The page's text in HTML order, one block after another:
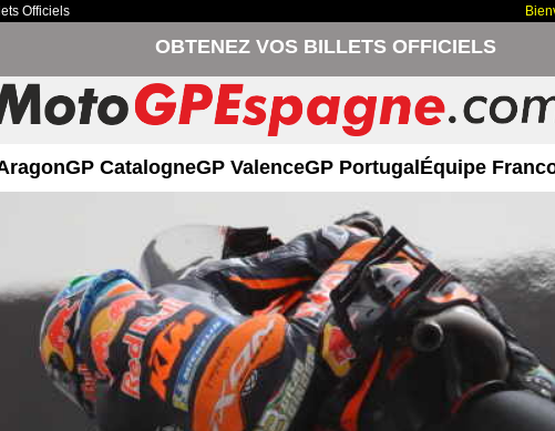
Officiels
OBTENEZ VOS BILLETS OFFICIELS
GP CatalogneGP ValenceGP PortugalÉquipe